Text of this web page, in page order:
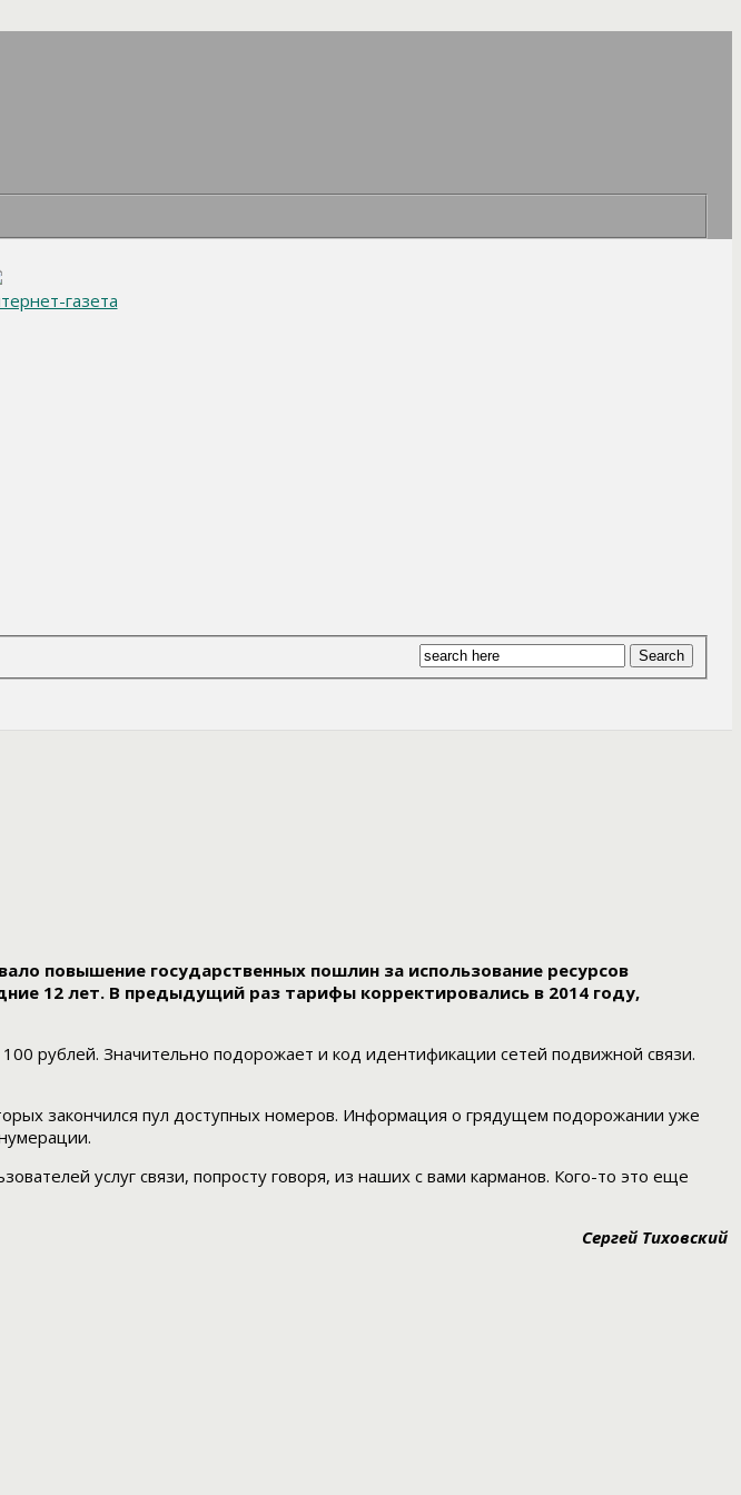
газета
повышение государственных пошлин за использование ресурсов
12 лет. В предыдущий раз тарифы корректировались в 2014 году,
рублей. Значительно подорожает и код идентификации сетей подвижной связи.
закончился пул доступных номеров. Информация о грядущем подорожании уже
услуг связи, попросту говоря, из наших с вами карманов. Кого-то это еще
Сергей Тиховский